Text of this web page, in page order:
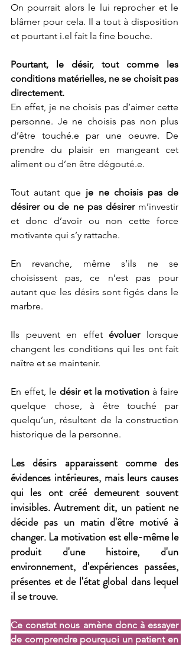
On pourrait alors le lui reprocher et le
blâmer pour cela. Il a tout à disposition
et pourtant i.el fait la fine bouche.
Pourtant, le désir, tout comme les
conditions matérielles, ne se choisit pas
directement.
En effet, je ne choisis pas d’aimer cette
personne. Je ne choisis pas non plus
d’être touché.e par une oeuvre. De
prendre du plaisir en mangeant cet
aliment ou d’en être dégouté.e.
Tout autant que je ne choisis pas de
désirer ou de ne pas désirer m’investir
et donc d’avoir ou non cette force
motivante qui s’y rattache.
En revanche, même s’ils ne se
choisissent pas, ce n’est pas pour
autant que les désirs sont figés dans le
marbre.
Ils peuvent en effet évoluer lorsque
changent les conditions qui les ont fait
naître et se maintenir.
En effet, le désir et la motivation à faire
quelque chose, à être touché par
quelqu’un, résultent de la construction
historique de la personne.
Les désirs apparaissent comme des
évidences intérieures, mais leurs causes
qui les ont créé demeurent souvent
invisibles. Autrement dit, un patient ne
décide pas un matin d'être motivé à
changer. La motivation est elle-même le
produit d'une histoire, d'un
environnement, d'expériences passées,
présentes et de l'état global dans lequel
il se trouve.
Ce constat nous amène donc à essayer
de comprendre pourquoi un patient en